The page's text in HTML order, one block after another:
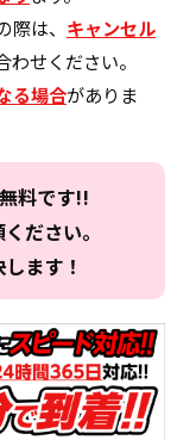
は、 キャンセル
せください。
る場合がありま
料です!!
ださい。
ます！